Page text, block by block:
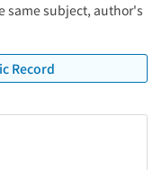
same subject, author's
Record